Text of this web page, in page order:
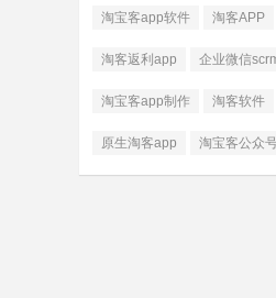
淘宝客app软件 淘客APP
淘客返利app 企业微信
淘宝客app制作 淘客软件
原生淘客app 淘宝客公众